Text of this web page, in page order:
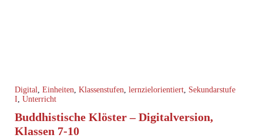
Digital Einheiten Klassenstufen lernzielorientiert Sekundarstufe
I Unterricht
Buddhistische Klöster – Digitalversion,
Klassen 7-10